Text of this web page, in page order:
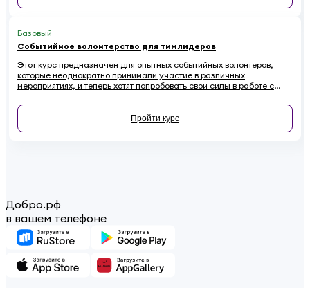
Базовый
Событийное волонтерство для тимлидеров
Этот курс предназначен для опытных событийных волонтеров,
которые неоднократно принимали участие в различных
мероприятиях, и теперь хотят попробовать свои силы в работе с
Пройти курс
Добро.рф
в вашем телефоне